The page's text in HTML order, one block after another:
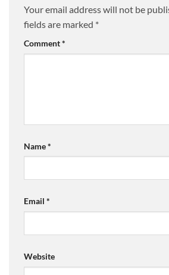
Your email address will not be
fields are marked *
Comment*
Name*
Email *
Website